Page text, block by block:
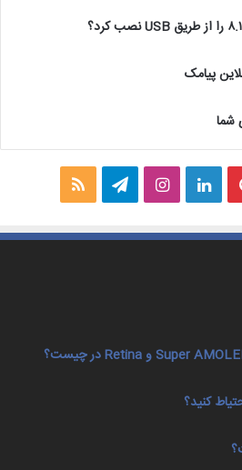
‫پین‌ترستلینکدیناینستاگرامتلگرامخوراک